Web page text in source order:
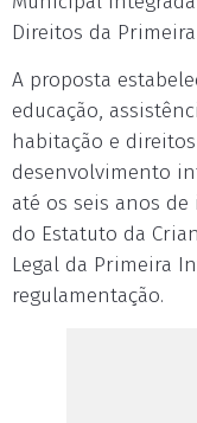
Direitos da
A proposta
educação,
habitação e
desenvolvimento
até os seis anos
do Estatuto da
Legal da Primeira
regulamentação.